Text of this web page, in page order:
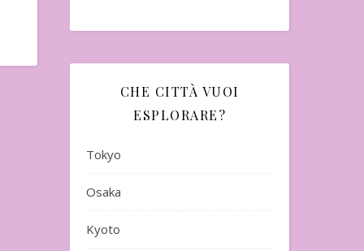
CHE CITTÀ VUOI
ESPLORARE?
Tokyo
Osaka
Kyoto